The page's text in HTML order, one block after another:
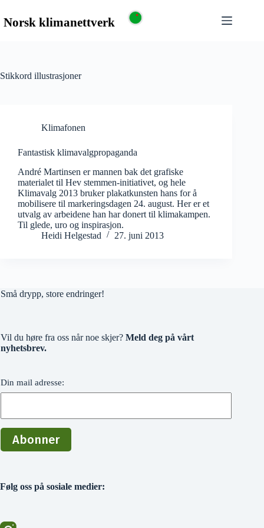
Stikkord illustrasjoner
Klimafonen
Fantastisk klimavalgpropaganda
André Martinsen er mannen bak det grafiske
materialet til Hev stemmen-initiativet, og hele
Klimavalg 2013 bruker plakatkunsten hans for å
mobilisere til markeringsdagen 24. august. Her er et
utvalg av arbeidene han har donert til klimakampen.
Til glede, uro og inspirasjon.
Heidi Helgestad
27. juni 2013
Små drypp, store endringer!
Vil du høre fra oss når noe skjer? Meld deg på vårt
nyhetsbrev.
Din mail adresse:
Følg oss på sosiale medier: